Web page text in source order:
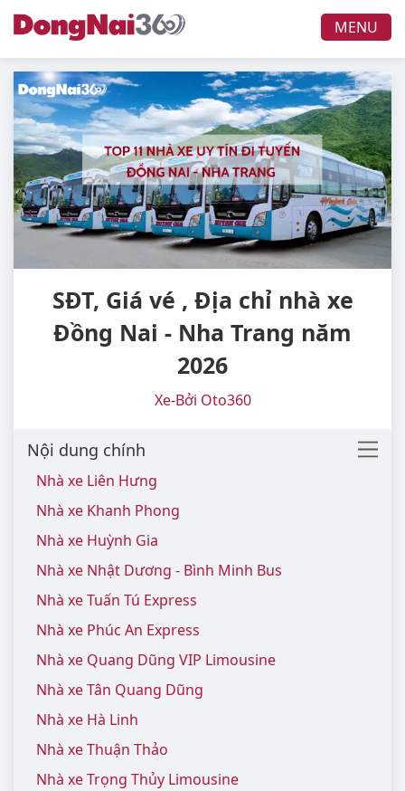
MENU
SĐT, Giá vé , Địa chỉ nhà xe
Đồng Nai - Nha Trang năm
2026
Xe-Bởi Oto360
Nội dung chính
Nhà xe Liên Hưng
Nhà xe Khanh Phong
Nhà xe Huỳnh Gia
Nhà xe Nhật Dương - Bình Minh Bus
Nhà xe Tuấn Tú Express
Nhà xe Phúc An Express
Nhà xe Quang Dũng VIP Limousine
Nhà xe Tân Quang Dũng
Nhà xe Hà Linh
Nhà xe Thuận Thảo
Nhà xe Trọng Thủy Limousine